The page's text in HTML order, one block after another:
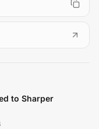
to Sharper